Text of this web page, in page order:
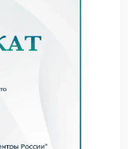
стоит
в таком
других